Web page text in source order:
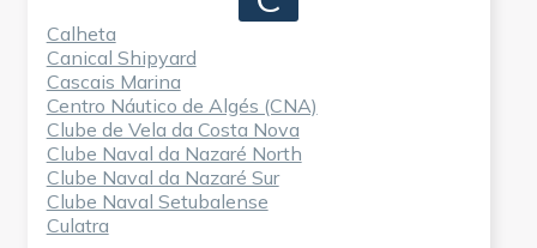
Calheta
Canical Shipyard
Cascais Marina
Centro Náutico de Algés (CNA)
Clube de Vela da Costa Nova
Clube Naval da Nazaré North
Clube Naval da Nazaré Sur
Clube Naval Setubalense
Culatra